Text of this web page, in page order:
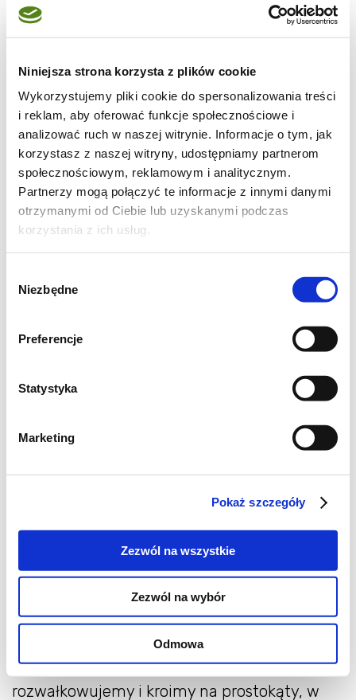
Niniejsza strona korzysta z plików cookie
Wykorzystujemy pliki cookie do spersonalizowania treści
i reklam, aby oferować funkcje społecznościowe i
analizować ruch w naszej witrynie. Informacje o tym, jak
korzystasz z naszej witryny, udostępniamy partnerom
społecznościowym, reklamowym i analitycznym.
Partnerzy mogą połączyć te informacje z innymi danymi
otrzymanymi od Ciebie lub uzyskanymi podczas
korzystania z ich usług.
zgody
Niezbędne
Preferencje
Statystyka
Marketing
Pokaż szczegóły
Zezwól na wszystkie
Zezwól na wybór
Odmowa
MLEKO 1/4 SZKLANKI
MĄKA PSZENNA 4 SZKLANKI
DROŻDŻE 4 DAG
JAJKA 5 SZTUK
Do ciepłego mleka wrzucić pokruszone
masę oraz pozostawić do wyrośnięcia
Do drugiej miski wysypać 4 szklanki mąki
i 2 żółtka i wyrośnięte drożdże. Wszystko
razem mieszamy i wyrabiamy na jednolite
ciasto, w razie potrzeby dosypujemy mąkę.
Następnie przykrywamy ściereczką i
wstawiamy na 30 minut do lodówki. Po tym
czasie oczekiwania wyjmujemy ciasto i
rozwałkowujemy i kroimy na prostokąty, w